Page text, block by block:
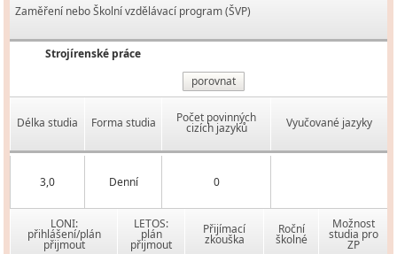
Zaměření nebo Školní vzdělávací program (ŠVP)
Strojírenské práce
porovnat
Délka studia Forma studia Počet povinných
cizích jazyků Vyučované jazyky
3,0 Denní 0
LONI:
přihlášení/plán
přijmout
LETOS:
plán
přijmout
Přijímací
zkouška
Roční
školné
Možnost
studia pro
ZP